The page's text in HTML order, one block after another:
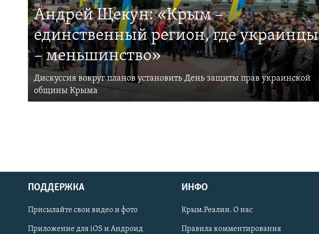
Українською
Qırımtatar
Андрей Щекун: «Крым –
единственный регион, где украинцы
– меньшинство»
Дискуссия вокруг планов установить День защиты прав украинской
общины Крыма
ПОДДЕРЖКА
Присылайте свои видео и фото
Приложение для iOS и Андроид
ИНФО
Крым.Реалии. О нас
Правила комментирования